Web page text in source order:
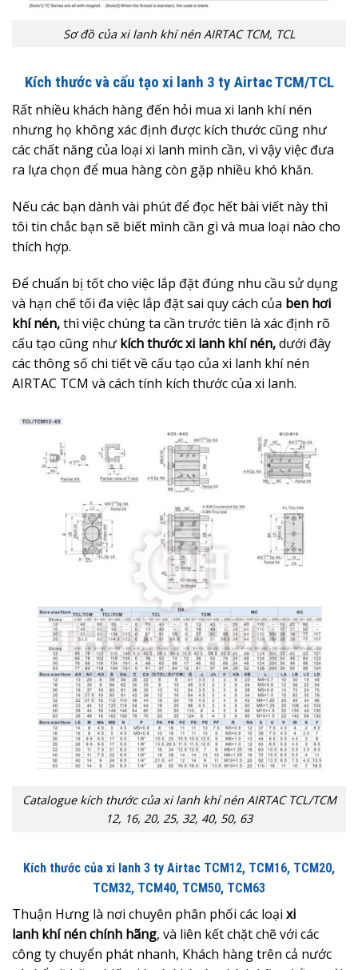
Sơ đồ của xi lanh khí nén AIRTAC TCM, TCL
Kích thước và cấu tạo xi lanh 3 ty Airtac TCM/TCL
Rất nhiều khách hàng đến hỏi mua xi lanh khí nén
nhưng họ không xác định được kích thước cũng như
các chất năng của loại xi lanh mình cần, vì vậy việc đưa
ra lựa chọn để mua hàng còn gặp nhiều khó khăn.
Nếu các bạn dành vài phút để đọc hết bài viết này thì
tôi tin chắc bạn sẽ biết mình cần gì và mua loại nào cho
thích hợp.
Để chuẩn bị tốt cho việc lắp đặt đúng nhu cầu sử dụng
và hạn chế tối đa việc lắp đặt sai quy cách của ben hơi
khí nén,thì việc chúng ta cần trước tiên là xác định rõ
cấu tạo cũng như kích thước xi lanh khí nén,dưới đây
các thông số chi tiết về cấu tạo của xi lanh khí nén
AIRTAC TCM và cách tính kích thước của xi lanh.
Catalogue kích thước của xi lanh khí nén AIRTAC TCL/TCM
12, 16, 20, 25, 32, 40, 50, 63
Kích thước của xi lanh 3 ty Airtac TCM12, TCM16, TCM20,
TCM32, TCM40, TCM50, TCM63
Thuận Hưng là nơi chuyên phân phối các loại xi
lanh khí nén chính hãng, và liên kết chặt chẽ với các
công ty chuyển phát nhanh, Khách hàng trên cả nước